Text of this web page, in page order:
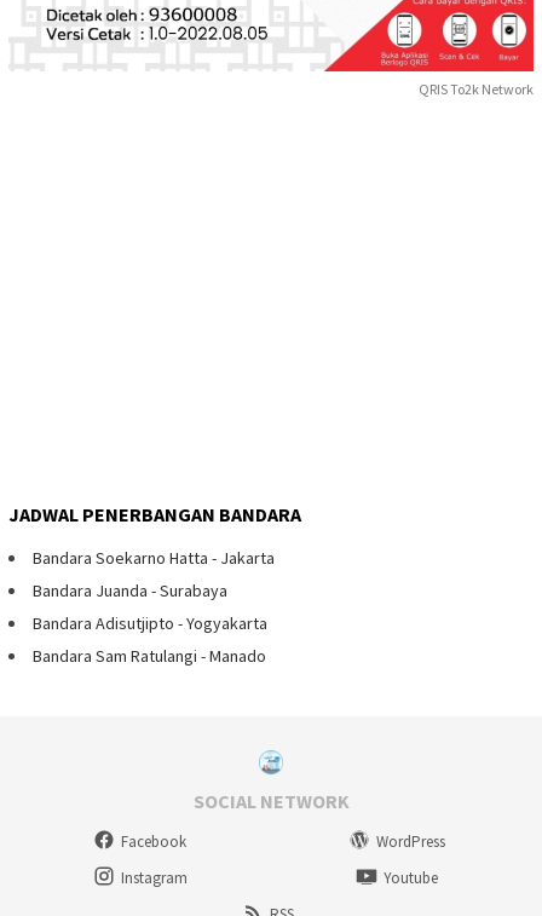
QRIS To2k Network
JADWAL PENERBANGAN BANDARA
Bandara Soekarno Hatta - Jakarta
Bandara Juanda - Surabaya
Bandara Adisutjipto - Yogyakarta
Bandara Sam Ratulangi - Manado
SOCIAL NETWORK
Facebook
WordPress
Instagram
Youtube